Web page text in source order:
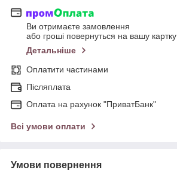
Ви отримаєте замовлення
або гроші повернуться на вашу картку
Детальніше
Оплатити частинами
Післяплата
Оплата на рахунок "ПриватБанк"
Всі умови оплати
Умови повернення